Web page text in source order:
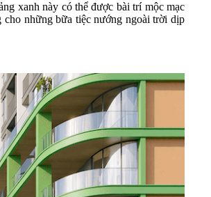
xanh này có thể được bài trí mộc mạc
những bữa tiệc nướng ngoài trời dịp